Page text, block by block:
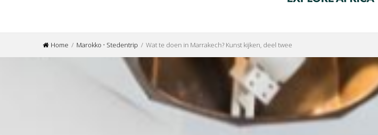
Home / Marokko • Stedentrip / Wat te doen in Marrakech? Kunst kijken, deel twee